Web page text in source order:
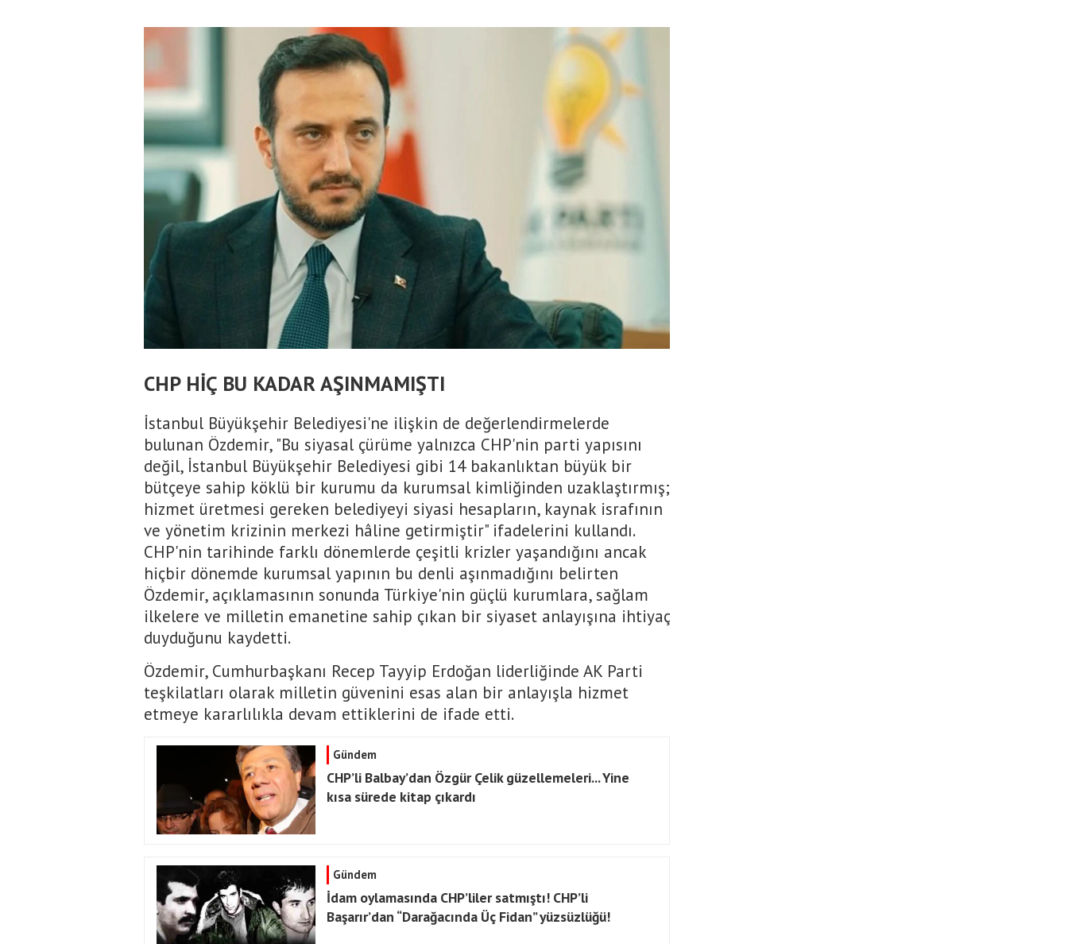
CHP HİÇ BU KADAR AŞINMAMIŞTI
İstanbul Büyükşehir Belediyesi'ne ilişkin de değerlendirmelerde
bulunan Özdemir, "Bu siyasal çürüme yalnızca CHP'nin parti yapısını
değil, İstanbul Büyükşehir Belediyesi gibi 14 bakanlıktan büyük bir
bütçeye sahip köklü bir kurumu da kurumsal kimliğinden uzaklaştırmış;
hizmet üretmesi gereken belediyeyi siyasi hesapların, kaynak israfının
ve yönetim krizinin merkezi hâline getirmiştir" ifadelerini kullandı.
CHP'nin tarihinde farklı dönemlerde çeşitli krizler yaşandığını ancak
hiçbir dönemde kurumsal yapının bu denli aşınmadığını belirten
Özdemir, açıklamasının sonunda Türkiye'nin güçlü kurumlara, sağlam
ilkelere ve milletin emanetine sahip çıkan bir siyaset anlayışına ihtiyaç
duyduğunu kaydetti.
Özdemir, Cumhurbaşkanı Recep Tayyip Erdoğan liderliğinde AK Parti
teşkilatları olarak milletin güvenini esas alan bir anlayışla hizmet
etmeye kararlılıkla devam ettiklerini de ifade etti.
Gündem
CHP’li Balbay’dan Özgür Çelik güzellemeleri... Yine
kısa sürede kitap çıkardı
Gündem
İdam oylamasında CHP’liler satmıştı! CHP’li
Başarır’dan “Darağacında Üç Fidan” yüzsüzlüğü!